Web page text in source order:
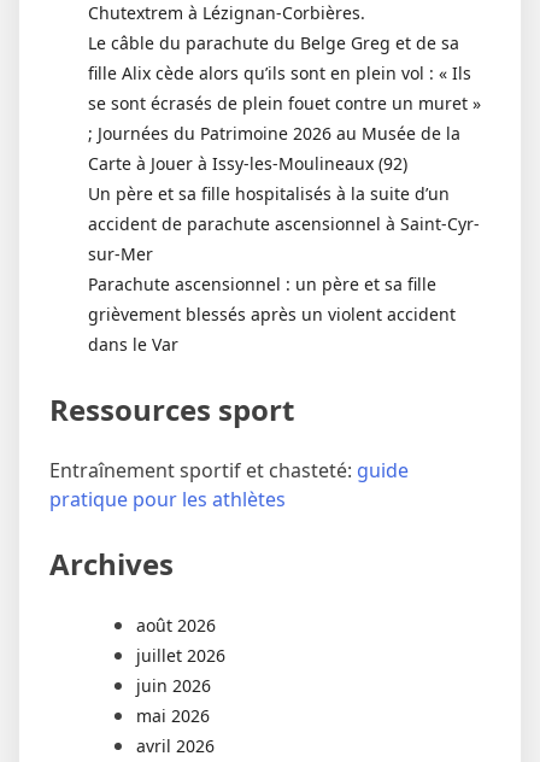
Chutextrem à Lézignan-Corbières.
Le câble du parachute du Belge Greg et de sa
fille Alix cède alors qu’ils sont en plein vol : « Ils
se sont écrasés de plein fouet contre un muret »
; Journées du Patrimoine 2026 au Musée de la
Carte à Jouer à Issy-les-Moulineaux (92)
Un père et sa fille hospitalisés à la suite d’un
accident de parachute ascensionnel à Saint-Cyr-
sur-Mer
Parachute ascensionnel : un père et sa fille
grièvement blessés après un violent accident
dans le Var
Ressources sport
Entraînement sportif et chasteté: guide
pratique pour les athlètes
Archives
août 2026
juillet 2026
juin 2026
mai 2026
avril 2026